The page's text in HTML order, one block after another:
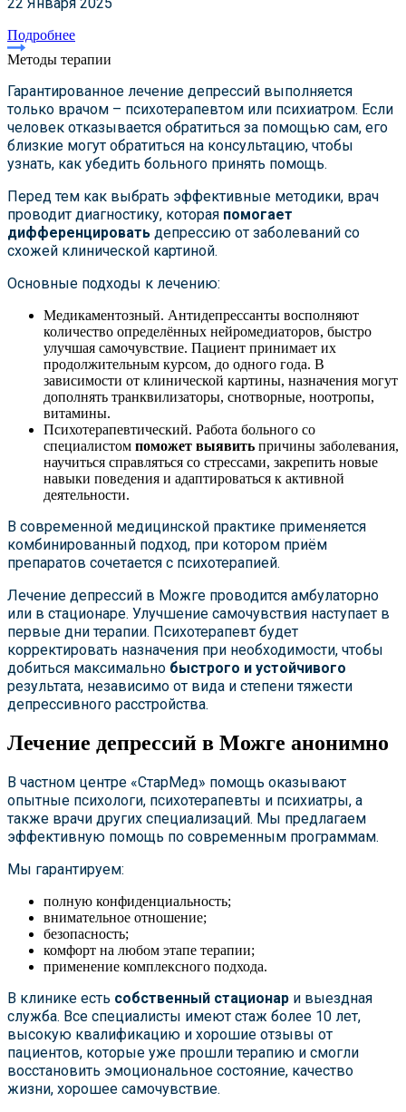
Подробнее
Методы терапии
Гарантированное лечение депрессий выполняется
только врачом – психотерапевтом или психиатром. Если
человек отказывается обратиться за помощью сам, его
близкие могут обратиться на консультацию, чтобы
узнать, как убедить больного принять помощь.
Перед тем как выбрать эффективные методики, врач
проводит диагностику, которая помогает
дифференцировать депрессию от заболеваний со
схожей клинической картиной.
Основные подходы к лечению:
Медикаментозный. Антидепрессанты восполняют
количество определённых нейромедиаторов, быстро
улучшая самочувствие. Пациент принимает их
продолжительным курсом, до одного года. В
зависимости от клинической картины, назначения могут
дополнять транквилизаторы, снотворные, ноотропы,
витамины.
Психотерапевтический. Работа больного со
специалистом поможет выявить причины заболевания,
научиться справляться со стрессами, закрепить новые
навыки поведения и адаптироваться к активной
деятельности.
В современной медицинской практике применяется
комбинированный подход, при котором приём
препаратов сочетается с психотерапией.
Лечение депрессий в Можге проводится амбулаторно
или в стационаре. Улучшение самочувствия наступает в
первые дни терапии. Психотерапевт будет
корректировать назначения при необходимости, чтобы
добиться максимально быстрого и устойчивого
результата, независимо от вида и степени тяжести
депрессивного расстройства.
Лечение депрессий в Можге анонимно
В частном центре «СтарМед» помощь оказывают
опытные психологи, психотерапевты и психиатры, а
также врачи других специализаций. Мы предлагаем
эффективную помощь по современным программам.
Мы гарантируем:
полную конфиденциальность;
внимательное отношение;
безопасность;
комфорт на любом этапе терапии;
применение комплексного подхода.
В клинике есть собственный стационар и выездная
служба. Все специалисты имеют стаж более 10 лет,
высокую квалификацию и хорошие отзывы от
пациентов, которые уже прошли терапию и смогли
восстановить эмоциональное состояние, качество
жизни, хорошее самочувствие.